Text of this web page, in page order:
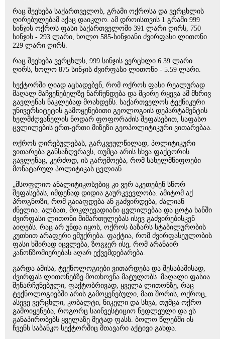
რაც შეეხება საქართველოს, გრამი ოქროსა და ვერცხლის
ღირებულებამ აქაც დაიკლო. ამ დროისთვის 1 გრამი 999
სინჯის ოქროს ფასი საქართველოში 391 ლარი ღირს, 750
სინჯის - 293 ლარი, ხოლო 585-სინჯიანი ძვირფასი ლითონი
229 ლარი ღირს.
რაც შეეხება ვერცხლს, 999 სინჯის ვერცხლი 6.39 ლარი
ღირს, ხოლო 875 სინჯის ძვირფასი ლითონი - 5.59 ლარი.
სექტორში ღიად აცხადებენ, რომ ოქროს ფასი რეალურად
მაღალ მაჩვენებელზე ნარჩუნდება და მცირე რყევა ამ მხრივ
გავლენას ნაკლებად მოახდენს. საქართველოს ტექნიკური
უნივერსიტეტის გამოყენებითი გეოლოგიის დეპარტამენტის
ხელმძღვანელის ნოდარ ფოფორაძის შეფასებით, საფასო
ცვლილების ერთ-ერთი მიზეზი გეოპოლიტიკური ვითარებაა.
ოქროს ღირებულებას, გარკვეულწილად, პოლიტიკური
ვითარება განსაზღვრავს, თუმცა არის სხვა ფაქტორის
გავლენაც, კერძოდ, ის გარემოება, რომ სახელმწიფოები
მონატარულ პოლიტიკას ცვლიან.
„მსოფლიო ანალიტიკოსებიც კი ვერ აკეთებენ სწორ
შეფასებას, იმდენად დიდია გაურკვევლობა. ამიტომ აქ
პროგნოზი, რომ გაიაფდება ან გაძვირდება, ძალიან
ძნელია. ალბათ, მოკლევადიანი ცვლილებაა და ცოტა ხანში
ძვირფასი ლითონი მიმართულებას ისევ გაძვირებისკენ
აიღებს. რაც არ უნდა იყოს, ოქროს ბაზარს სტაბილურობის
კუთხით არაფერი ემუქრება. ფაქტია, რომ ძვირფასეულობის
ფასი ხშირად იცვლება, ზოგჯერ ისე, რომ არანაირ
კანონზომიერებას აღარ ექვემდებარება.
გარდა ამისა, ტექნოლოგიები ვითარდება და შესაბამისად,
ძვირფას ლითონებზე მოთხოვნა მატულობს. მაღალი ფასია
შენარჩუნებული, ფაქტობრივად, ყველა ლითონზე, რაც
ტექნოლოგიებში არის გამოყენებული, მათ შორის, ოქროც,
ასევე ვერცხლი, კობალტი, ნიკელი და სხვა, თუმცა ოქრო
გამოიყენება, როგორც საინვესტიციო ნედლეული და ეს
განაპირობებს ყველაზე მეტად ფასს. ბოლო წლებში ის
ჩვენს საბანკო სექტორშიც მთავარი აქტივი გახდა.